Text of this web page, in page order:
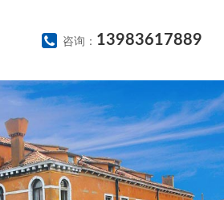
咨询： 13983617889